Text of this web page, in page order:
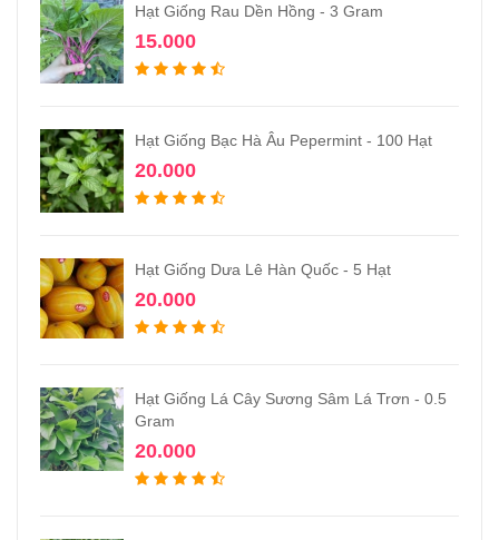
Hạt Giống Rau Dền Hồng - 3 Gram
15.000
Hạt Giống Bạc Hà Âu Pepermint - 100 Hạt
20.000
Hạt Giống Dưa Lê Hàn Quốc - 5 Hạt
20.000
Hạt Giống Lá Cây Sương Sâm Lá Trơn - 0.5
Gram
20.000